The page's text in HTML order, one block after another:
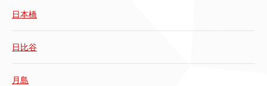
日本橋
日比谷
月島